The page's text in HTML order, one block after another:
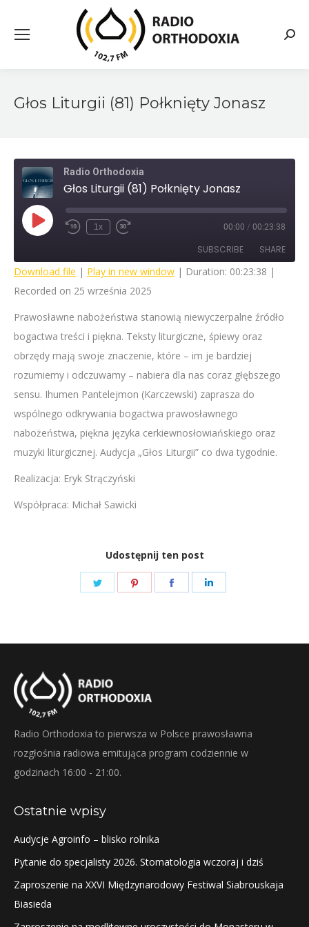
Głos Liturgii (81) Połknięty Jonasz
Radio Orthodoxia
Głos Liturgii (81) Połknięty Jonasz
Play
EpisodeRewind
1x
Fast
seconds
00:00 / 00:23:38
SUBSCRIBE SHARE
SHARE
LINK
EMBED
Download file | Play in new window | Duration: 00:23:38 |
Recorded on 25 września 2025
Prawosławne nabożeństwa stanowią niewyczerpalne źródło
bogactwa treści i piękna. Teksty liturgiczne, śpiewy oraz
obrzędy mają swoje znaczenie, które – im je bardziej
rozumiemy i odczuwamy – nabiera dla nas coraz głębszego
sensu. Ihumen Pantelejmon (Karczewski) zaprasza do
wspólnego odkrywania bogactwa prawosławnego
nabożeństwa, piękna języka cerkiewnosłowiańskiego oraz
muzyki liturgicznej. Audycja „Głos Liturgii” co dwa tygodnie.
Realizacja: Eryk Strączyński
Współpraca: Michał Sawicki
Udostępnij ten post
Share
Share
Share
Radio Orthodoxia to pierwsza w Polsce prawosławna
rozgłośnia radiowa emitująca program codziennie w
godzinach 16:00 - 21:00.
Ostatnie wpisy
Audycje Agroinfo – blisko rolnika
Pytanie do specjalisty 2026. Stomatologia wczoraj i dziś
Zaproszenie na XXVI Międzynarodowy Festiwal Siabrouskaja
Biasieda